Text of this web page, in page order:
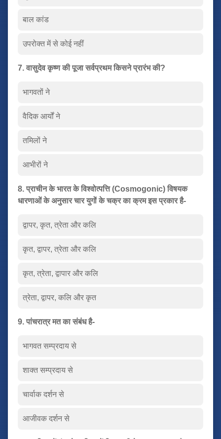
बाल कांड
उपरोक्त में से कोई नहीं
7. वासुदेव कृष्ण की पूजा सर्वप्रथम किसने प्रारंभ की?
भागवतों ने
वैदिक आर्यों ने
तमिलों ने
आभीरों ने
8. प्राचीन के भारत के विश्वोत्पत्ति (Cosmogonic) विषयक
धारणाओं के अनुसार चार युगों के चक्र का क्रम इस प्रकार है-
द्वापर, कृत, त्रेता और कलि
कृत, द्वापर, त्रेता और कलि
कृत, त्रेता, द्वापार और कलि
त्रेता, द्वापर, कलि और कृत
9. पांचरात्र मत का संबंध है-
भागवत सम्प्रदाय से
शाक्त सम्प्रदाय से
चार्वाक दर्शन से
आजीवक दर्शन से